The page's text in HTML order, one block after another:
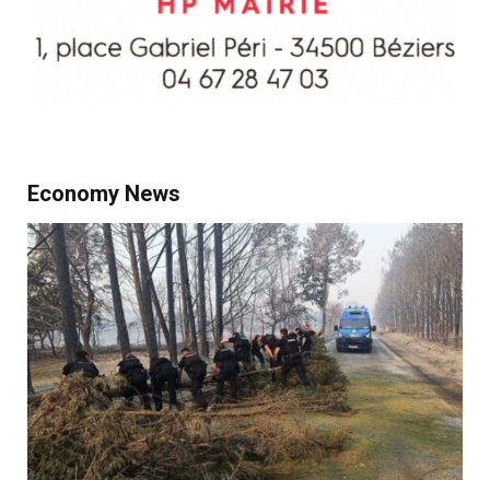
Economy News